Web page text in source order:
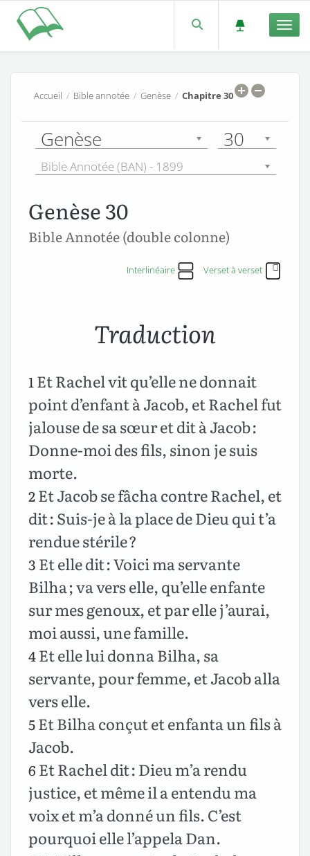
Accueil / Bible annotée /Genèse /Chapitre 30
Genèse 30
Bible Annotée (BAN) - 1899
Genèse 30
Bible Annotée (double colonne)
Interlinéaire Verset à verset
Traduction
1Et Rachel vit qu’elle ne donnait
point d’enfant à Jacob, et Rachel fut
jalouse de sa sœur et dit à Jacob :
Donne-moi des fils, sinon je suis
morte.
2Et Jacob se fâcha contre Rachel, et
dit : Suis-je à la place de Dieu qui t’a
rendue stérile ?
3 Et elle dit : Voici ma servante
Bilha ; va vers elle, qu’elle enfante
sur mes genoux, et par elle j’aurai,
moi aussi, une famille.
4Et elle lui donna Bilha, sa
servante, pour femme, et Jacob alla
vers elle.
5Et Bilha conçut et enfanta un fils à
Jacob.
6 Et Rachel dit : Dieu m’a rendu
justice, et même il a entendu ma
voix et m’a donné un fils. C’est
pourquoi elle l’appela Dan.